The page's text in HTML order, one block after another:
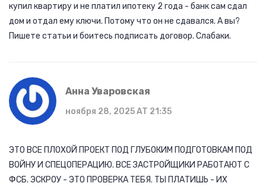
купил квартиру и не платил ипотеку 2 года - банк сам сдал
дом и отдал ему ключи. Потому что он не сдавался. А вы?
Пишете статьи и боитесь подписать договор. Слабаки.
Анна Уваровская
ноября 28, 2025 AT 21:35
ЭТО ВСЕ ПЛОХОЙ ПРОЕКТ ПОД ГЛУБОКИМ ПОДГОТОВКАМ ПОД
ВОЙНУ И СПЕЦОПЕРАЦИЮ. ВСЕ ЗАСТРОЙЩИКИ РАБОТАЮТ С
ФСБ. ЭСКРОУ - ЭТО ПРОВЕРКА ТЕБЯ. ТЫ ПЛАТИШЬ - ИХ